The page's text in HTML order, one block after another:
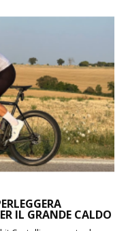
IL GRANDE CALDO